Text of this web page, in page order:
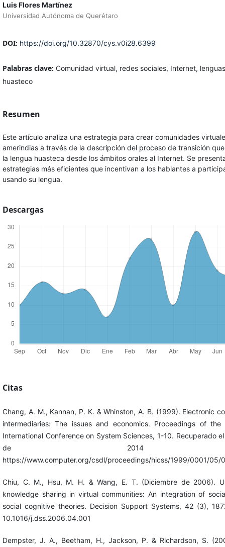
Luis Flores Martínez
Universidad Autónoma de Querétaro
DOI: https://doi.org/10.32870/cys.v0i28.6399
Palabras clave: Comunidad virtual, redes sociales, Internet,
huasteco
Resumen
Este artículo analiza una estrategia para crear comunidades
amerindias a través de la descripción del proceso de transición
la lengua huasteca desde los ámbitos orales al Internet. Se
estrategias más eficientes que incentivan a los hablantes a
usando su lengua.
Descargas
Citas
Chang, A. M., Kannan, P. K. & Whinston, A. B. (1999). Electronic
intermediaries: The issues and economics. Proceedings of the
International Conference on System Sciences, 1-10. Recuperado
de 2014
https://www.computer.org/csdl/proceedings/hicss/1999/0001/05/
Chiu, C. M., Hsu, M. H. & Wang, E. T. (Diciembre de 2006).
knowledge sharing in virtual communities: An integration of
social cognitive theories. Decision Support Systems, 42 (3),
10.1016/j.dss.2006.04.001
Dempster, J. A., Beetham, H., Jackson, P. & Richardson, S.